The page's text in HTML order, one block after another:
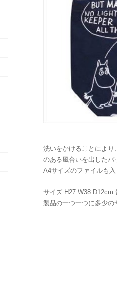
洗いをかけることにより
のある風合いを出したバ
A4サイズのファイルも
サイズ:H27 W38 D12cm
製品の一つ一つに多少の